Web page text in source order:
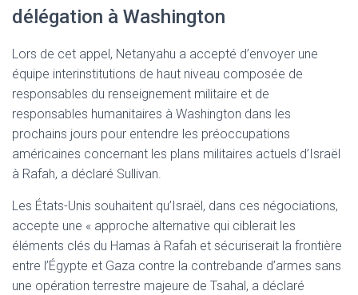
délégation à Washington
Lors de cet appel, Netanyahu a accepté d’envoyer une
équipe interinstitutions de haut niveau composée de
responsables du renseignement militaire et de
responsables humanitaires à Washington dans les
prochains jours pour entendre les préoccupations
américaines concernant les plans militaires actuels d’Israël
à Rafah, a déclaré Sullivan.
Les États-Unis souhaitent qu’Israël, dans ces négociations,
accepte une « approche alternative qui ciblerait les
éléments clés du Hamas à Rafah et sécuriserait la frontière
entre l’Égypte et Gaza contre la contrebande d’armes sans
une opération terrestre majeure de Tsahal, a déclaré